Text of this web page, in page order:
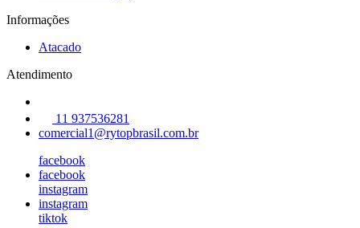
Informações
Atacado
Atendimento
11 937536281
comercial1@rytopbrasil.com.br
facebook
facebook
instagram
instagram
tiktok